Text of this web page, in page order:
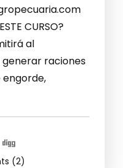
CURSO?
al
raciones
(2)